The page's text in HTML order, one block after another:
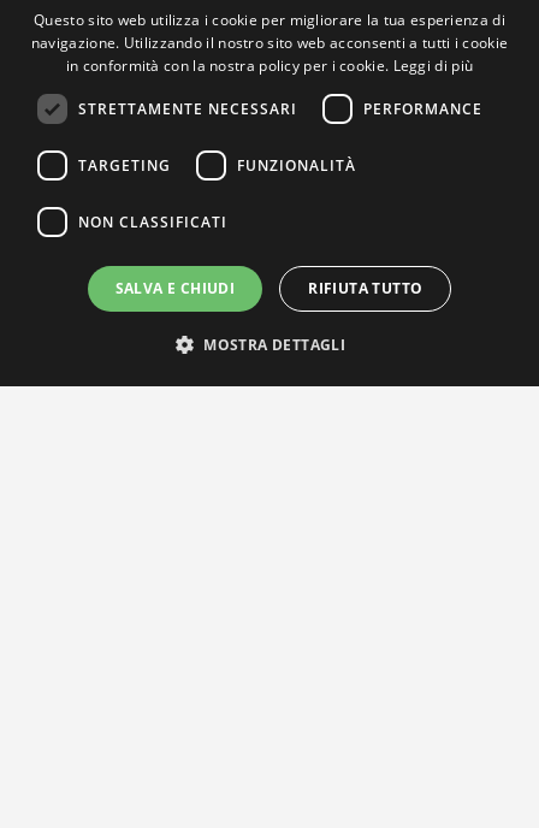
Questo sito web utilizza i cookie per migliorare la tua esperienza di
navigazione. Utilizzando il nostro sito web acconsenti a tutti i cookie
in conformità con la nostra policy per i cookie. Leggi di più
STRETTAMENTE NECESSARI PERFORMANCE
TARGETING FUNZIONALITÀ
NON CLASSIFICATI
SALVA E CHIUDI RIFIUTA TUTTO
MOSTRA DETTAGLI